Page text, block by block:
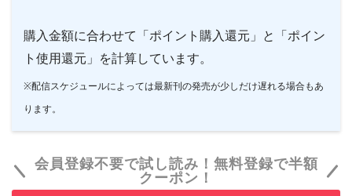
購入金額に合わせて「ポイント購入還元」と「ポイン
ト使用還元」を計算しています。
※配信スケジュールによっては最新刊の発売が少しだけ遅れる場合もあ
ります。
会員登録不要で試し読み！無料登録で半額
クーポン！